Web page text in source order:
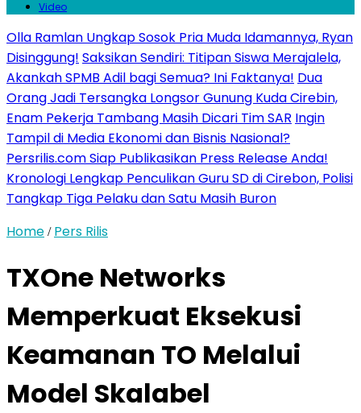
Video
Olla Ramlan Ungkap Sosok Pria Muda Idamannya, Ryan
Disinggung! Saksikan Sendiri: Titipan Siswa Merajalela,
Akankah SPMB Adil bagi Semua? Ini Faktanya! Dua
Orang Jadi Tersangka Longsor Gunung Kuda Cirebin,
Enam Pekerja Tambang Masih Dicari Tim SAR Ingin
Tampil di Media Ekonomi dan Bisnis Nasional?
Persrilis.com Siap Publikasikan Press Release Anda!
Kronologi Lengkap Penculikan Guru SD di Cirebon, Polisi
Tangkap Tiga Pelaku dan Satu Masih Buron
Home / Pers Rilis
TXOne Networks
Memperkuat Eksekusi
Keamanan TO Melalui
Model Skalabel